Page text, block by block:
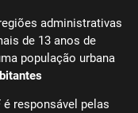
administrativas
de 13 anos de
população urbana
responsável pelas